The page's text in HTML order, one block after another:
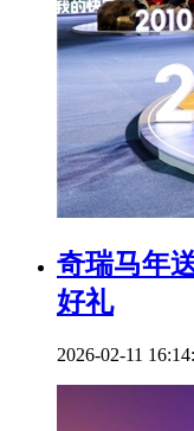
奇瑞马年
好礼
2026-02-11